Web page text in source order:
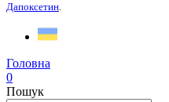
Дапоксетин.
Головна
0
Пошук